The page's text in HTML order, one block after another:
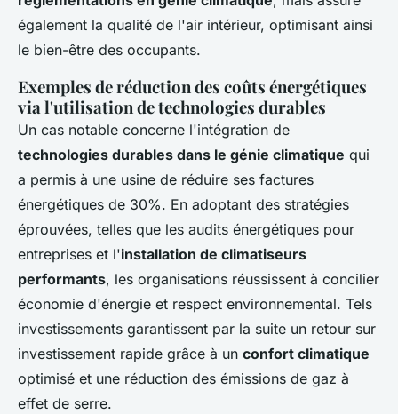
également la qualité de l'air intérieur, optimisant ainsi
le bien-être des occupants.
Exemples de réduction des coûts énergétiques
via l'utilisation de technologies durables
Un cas notable concerne l'intégration de
technologies durables dans le génie climatique qui
a permis à une usine de réduire ses factures
énergétiques de 30%. En adoptant des stratégies
éprouvées, telles que les audits énergétiques pour
entreprises et l'installation de climatiseurs
performants, les organisations réussissent à concilier
économie d'énergie et respect environnemental. Tels
investissements garantissent par la suite un retour sur
investissement rapide grâce à un confort climatique
optimisé et une réduction des émissions de gaz à
effet de serre.